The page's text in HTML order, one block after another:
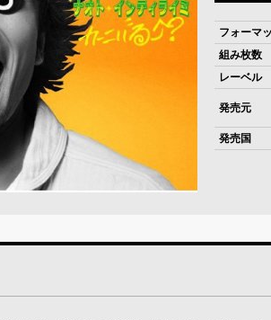
フォーマ
組み枚数
レーベル
発売元
発売国